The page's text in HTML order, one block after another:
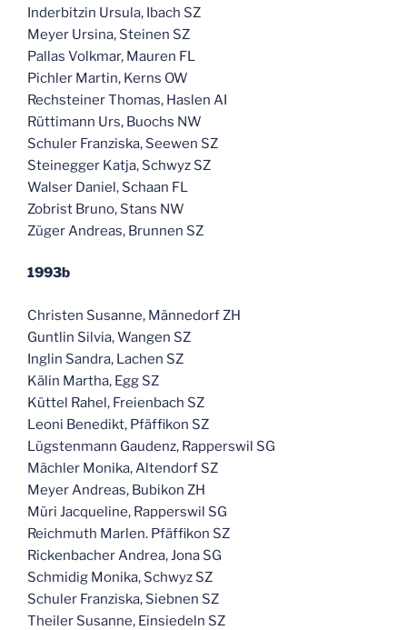
Inderbitzin Ursula, Ibach SZ
Meyer Ursina, Steinen SZ
Pallas Volkmar, Mauren FL
Pichler Martin, Kerns OW
Rechsteiner Thomas, Haslen AI
Rüttimann Urs, Buochs NW
Schuler Franziska, Seewen SZ
Steinegger Katja, Schwyz SZ
Walser Daniel, Schaan FL
Zobrist Bruno, Stans NW
Züger Andreas, Brunnen SZ
1993b
Christen Susanne, Männedorf ZH
Guntlin Silvia, Wangen SZ
Inglin Sandra, Lachen SZ
Kälin Martha, Egg SZ
Küttel Rahel, Freienbach SZ
Leoni Benedikt, Pfäffikon SZ
Lügstenmann Gaudenz, Rapperswil SG
Mächler Monika, Altendorf SZ
Meyer Andreas, Bubikon ZH
Müri Jacqueline, Rapperswil SG
Reichmuth Marlen. Pfäffikon SZ
Rickenbacher Andrea, Jona SG
Schmidig Monika, Schwyz SZ
Schuler Franziska, Siebnen SZ
Theiler Susanne, Einsiedeln SZ